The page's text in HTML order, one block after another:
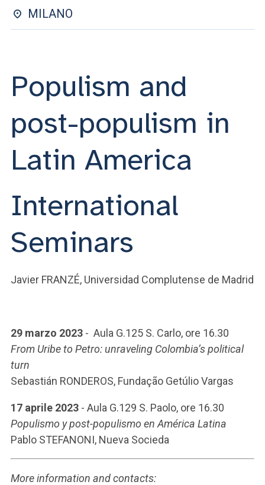
SEI UN DOCENTE O UN MEMBRO DELLO STAFF
MILANO
Populism and
post-populism in
Latin America
International
Seminars
Javier FRANZÉ, Universidad Complutense de Madrid
29 marzo 2023 - Aula G.125 S. Carlo, ore 16.30
From Uribe to Petro: unraveling Colombia’s political
turn
Sebastián RONDEROS, Fundação Getúlio Vargas
17 aprile 2023 - Aula G.129 S. Paolo, ore 16.30
Populismo y post-populismo en América Latina
Pablo STEFANONI, Nueva Socieda
More information and contacts: